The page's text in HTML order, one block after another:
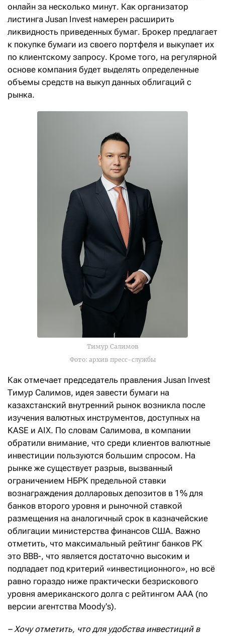
онлайн за несколько минут. Как организатор
листинга Jusan Invest намерен расширить
ликвидность приведенных бумаг. Брокер предлагает
к покупке бумаги из своего портфеля и выкупает их
по клиентскому запросу. Кроме того, на регулярной
основе компания будет выделять определенные
объемы средств на выкуп данных облигаций с
рынка.
Тимур Салимов
Фото: архив пресс-службы
Как отмечает председатель правления Jusan Invest
Тимур Салимов, идея завести бумаги на
казахстанский внутренний рынок возникла после
изучения валютных инструментов, доступных на
KASE и AIX. По словам Салимова, в компании
обратили внимание, что среди клиентов валютные
инвестиции пользуются большим спросом. На
рынке же существует разрыв, вызванный
ограничением НБРК предельной ставки
вознаграждения долларовых депозитов в 1% для
банков второго уровня и рыночной ставкой
размещения на аналогичный срок в казначейские
облигации министерства финансов США. Важно
отметить, что максимальный рейтинг банков РК
это ВВВ-, что является достаточно высоким и
подпадает под критерий «инвестиционного», но всё
равно гораздо ниже практически безрискового
уровня американского долга с рейтингом ААА (по
версии агентства Moody's).
– Хочу отметить, что для удобства инвестиций в